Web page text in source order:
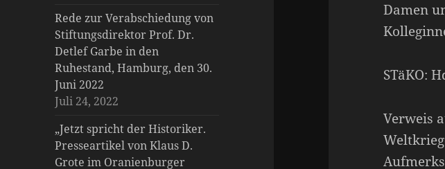
Rede zur Verabschiedung von
Stiftungsdirektor Prof. Dr.
Detlef Garbe in den
Ruhestand, Hamburg, den 30.
Juni 2022
Juli 24, 2022
„Jetzt spricht der Historiker.
Presseartikel von Klaus D.
Grote im Oranienburger
Damen
STäKO:
Verweis